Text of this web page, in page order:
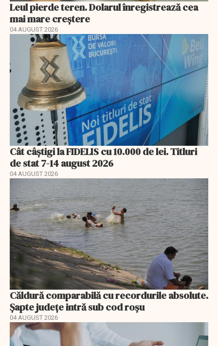
Leul pierde teren. Dolarul înregistrează cea
mai mare creștere
04 AUGUST 2026
Cât câștigi la FIDELIS cu 10.000 de lei. Titluri
de stat 7-14 august 2026
04 AUGUST 2026
Căldură comparabilă cu recordurile absolute.
Șapte județe intră sub cod roșu
04 AUGUST 2026